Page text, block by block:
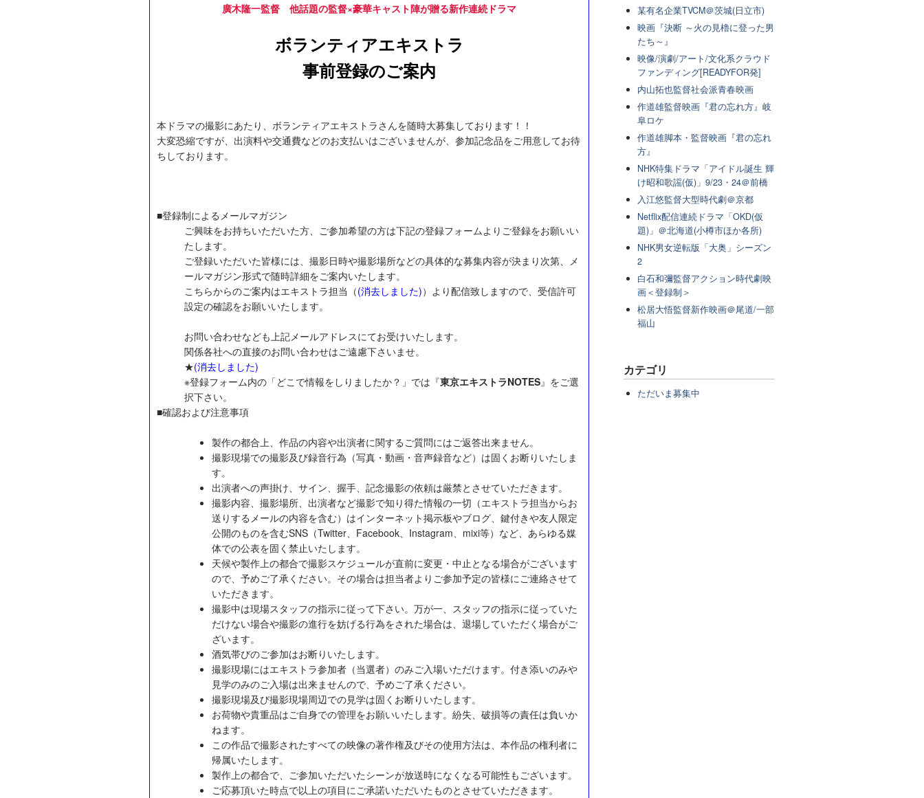
廣木隆一監督 他話題の監督×豪華キャスト陣が贈る新作連続ドラマ
ボランティアエキストラ
事前登録のご案内
本ドラマの撮影にあたり、ボランティアエキストラさんを随時大募集しております！！
大変恐縮ですが、出演料や交通費などのお支払いはございませんが、参加記念品をご用意してお待
ちしております。
■登録制によるメールマガジン
ご興味をお持ちいただいた方、ご参加希望の方は下記の登録フォームよりご登録をお願いい
たします。
ご登録いただいた皆様には、撮影日時や撮影場所などの具体的な募集内容が決まり次第、メ
ールマガジン形式で随時詳細をご案内いたします。
こちらからのご案内はエキストラ担当（(消去しました)）より配信致しますので、受信許可
設定の確認をお願いいたします。
お問い合わせなども上記メールアドレスにてお受けいたします。
関係各社への直接のお問い合わせはご遠慮下さいませ。
★(消去しました)
※登録フォーム内の「どこで情報をしりましたか？」では『東京エキストラNOTES』をご選
択下さい。
■確認および注意事項
製作の都合上、作品の内容や出演者に関するご質問にはご返答出来ません。
撮影現場での撮影及び録音行為（写真・動画・音声録音など）は固くお断りいたしま
す。
出演者への声掛け、サイン、握手、記念撮影の依頼は厳禁とさせていただきます。
撮影内容、撮影場所、出演者など撮影で知り得た情報の一切（エキストラ担当からお
送りするメールの内容を含む）はインターネット掲示板やブログ、鍵付きや友人限定
公開のものを含むSNS（Twitter、Facebook、Instagram、mixi等）など、あらゆる媒
体での公表を固く禁止いたします。
天候や製作上の都合で撮影スケジュールが直前に変更・中止となる場合がございます
ので、予めご了承ください。その場合は担当者よりご参加予定の皆様にご連絡させて
いただきます。
撮影中は現場スタッフの指示に従って下さい。万が一、スタッフの指示に従っていた
だけない場合や撮影の進行を妨げる行為をされた場合は、退場していただく場合がご
ざいます。
酒気帯びのご参加はお断りいたします。
撮影現場にはエキストラ参加者（当選者）のみご入場いただけます。付き添いのみや
見学のみのご入場は出来ませんので、予めご了承ください。
撮影現場及び撮影現場周辺での見学は固くお断りいたします。
お荷物や貴重品はご自身での管理をお願いいたします。紛失、破損等の責任は負いか
ねます。
この作品で撮影されたすべての映像の著作権及びその使用方法は、本作品の権利者に
帰属いたします。
製作上の都合で、ご参加いただいたシーンが放送時になくなる可能性もございます。
ご応募頂いた時点で以上の項目にご承諾いただいたものとさせていただきます。
某有名企業TVCM＠茨城(日立市)
映画『決断 ～火の見櫓に登った男
たち～』
映像/演劇/アート/文化系クラウド
ファンディング[READYFOR発]
内山拓也監督社会派青春映画
作道雄監督映画『君の忘れ方』岐
阜ロケ
作道雄脚本・監督映画『君の忘れ
方』
NHK特集ドラマ「アイドル誕生 輝
け昭和歌謡(仮)」9/23・24＠前橋
入江悠監督大型時代劇＠京都
Netflix配信連続ドラマ「OKD(仮
題)」＠北海道(小樽市ほか各所)
NHK男女逆転版「大奥」シーズン
2
白石和彌監督アクション時代劇映
画＜登録制＞
松居大悟監督新作映画＠尾道/一部
福山
カテゴリ
ただいま募集中